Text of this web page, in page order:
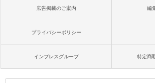
広告掲載のご案内 編
プライバシーポリシー
インプレスグループ 特定商